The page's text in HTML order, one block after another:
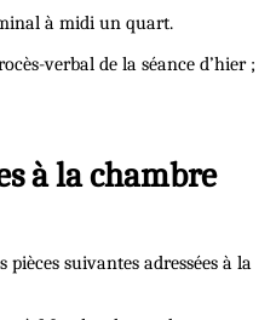
à midi un quart.
verbal de la séance d’hier ;
à la chambre
pièces suivantes adressées à la